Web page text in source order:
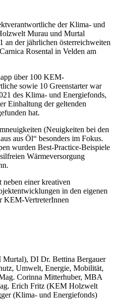
der Klima- und
Murau und Murtal
an der jährlichen österreichweiten
Rosental in Velden am
über 100 KEM-
sowie 10 Greenstarter war
des Klima- und Energiefonds,
Einhaltung der geltenden
hat.
(Neuigkeiten bei den
aus Öl“ besonders im Fokus.
wurden Best-Practice-Beispiele
Wärmeversorgung
neben einer kreativen
in den eigenen
KEM-VertreterInnen
DI Dr. Bettina Bergauer
Umwelt, Energie, Mobilität,
Corinna Mitterhuber, MBA
Erich Fritz (KEM Holzwelt
(Klima- und Energiefonds)